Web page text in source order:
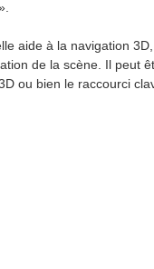
aide à la navigation
de la scène. Il peut
ou bien le raccourci